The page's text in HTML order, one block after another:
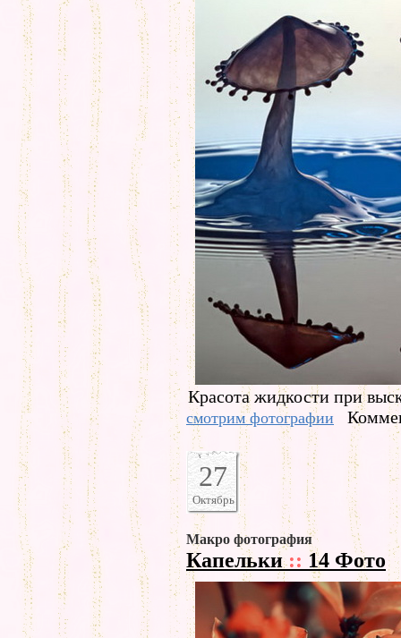
Красота жидкости при
смотрим фотографии
27
Октябрь
Макро фотография
Капельки:: 14 Фото